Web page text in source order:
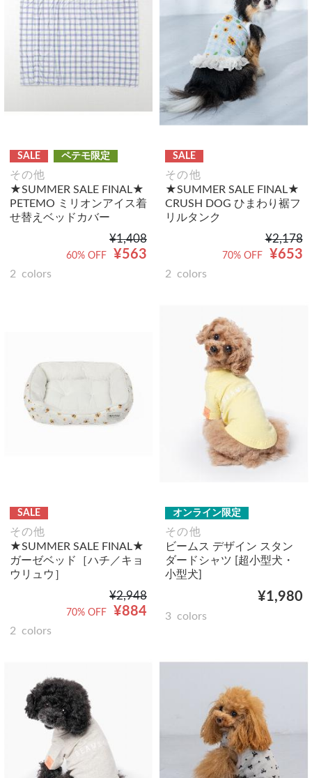
SALE ペテモ限定
その他
★SUMMER SALE FINAL★
PETEMO ミリオンアイス着
せ替えベッドカバー
¥1,408
¥563
60% OFF
2 colors
SALE
その他
★SUMMER SALE FINAL★
CRUSH DOG ひまわり裾フ
リルタンク
¥2,178
¥653
70% OFF
2 colors
SALE
その他
★SUMMER SALE FINAL★
ガーゼベッド［ハチ／キョ
ウリュウ］
¥2,948
¥884
70% OFF
2 colors
オンライン限定
その他
ビームス デザイン スタン
ダードシャツ [超小型犬・
小型犬]
¥1,980
3 colors